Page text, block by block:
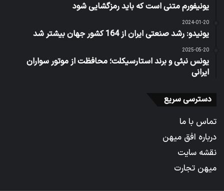
یونیفورم متنی است که باید رمزگشایی شود
2024-01-20
یونیدو: رشد صنعتی ایران از 164 کشور جهان بیشتر شد
2025-05-20
یونس نبئی و برند استارسیکلت؛ محافظت از موتور سواران
ایرانی
دسترسی سریع
تماس با ما
درباره افق میهن
نقشه سایت
میهن تجارت